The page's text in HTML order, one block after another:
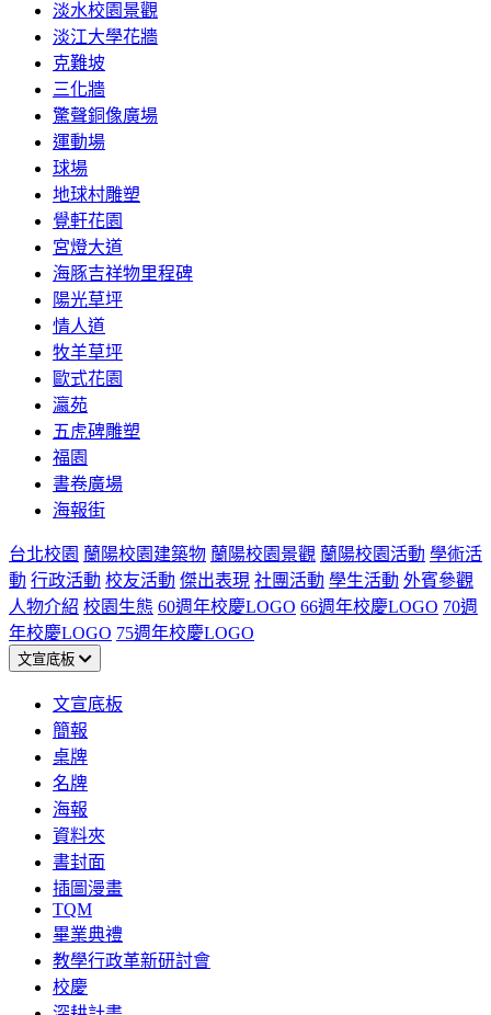
淡水校園景觀
淡江大學花牆
克難坡
三化牆
驚聲銅像廣場
運動場
球場
地球村雕塑
覺軒花園
宮燈大道
海豚吉祥物里程碑
陽光草坪
情人道
牧羊草坪
歐式花園
瀛苑
五虎碑雕塑
福園
書卷廣場
海報街
台北校園 蘭陽校園建築物 蘭陽校園景觀 蘭陽校園活動 學術活
動 行政活動 校友活動 傑出表現 社團活動 學生活動 外賓參觀
人物介紹 校園生態 60週年校慶LOGO 66週年校慶LOGO 70週
年校慶LOGO 75週年校慶LOGO
文宣底板
文宣底板
簡報
桌牌
名牌
海報
資料夾
書封面
插圖漫畫
TQM
畢業典禮
教學行政革新研討會
校慶